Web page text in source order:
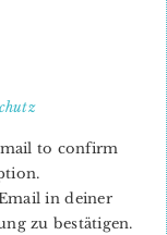
{+
to confirm
in deiner
zu bestätigen.